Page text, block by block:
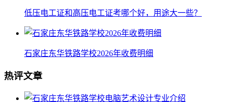
低压电工证和高压电工证考哪个好，用途大一些？
石家庄东华铁路学校2026年收费明细
热评文章